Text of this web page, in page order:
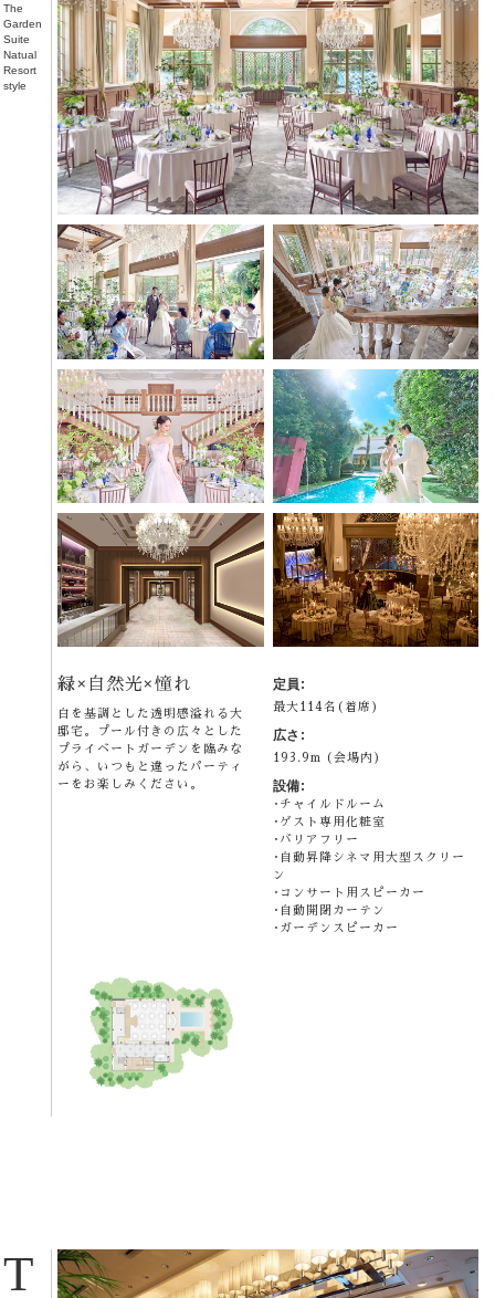
The
Garden
Suite
Natual
Resort
style
緑×自然光×憧れ
白を基調とした透明感溢れる大
邸宅。プール付きの広々とした
プライベートガーデンを臨みな
がら、いつもと違ったパーティ
ーをお楽しみください。
定員:
最大114名(着席)
広さ:
193.9m (会場内)
設備:
チャイルドルーム
ゲスト専用化粧室
バリアフリー
自動昇降シネマ用大型スクリー
ン
コンサート用スピーカー
自動開閉カーテン
ガーデンスピーカー
T